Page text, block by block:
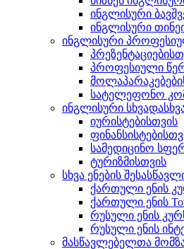
ინგლისური
ინგლისური
ინგლისური
პროფესიული
სატელეფონო
ინგლისური
იურისტებისთვის
სამედიცინო
ტურიზმისთვის
სხვა ენების
ქართული ენის
ქართული ენის
რუსული ენის
რუსული ენის
მასწავლებელთა